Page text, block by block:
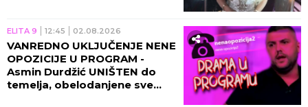
ELITA 9 12:45 02.08.2026
VANREDNO UKLJUČENJE NENE
OPOZICIJE U PROGRAM -
Asmin Durdžić UNIŠTEN do
temelja, obelodanjene sve